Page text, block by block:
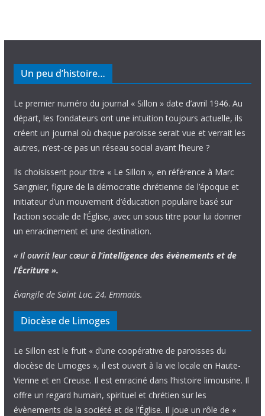
Un peu d’histoire…
Le premier numéro du journal « Sillon » date d’avril 1946. Au
départ, les fondateurs ont une intuition toujours actuelle, ils
créent un journal où chaque paroisse serait vue et verrait les
autres, n’est-ce pas un réseau social avant l’heure ?
Ils choisissent pour titre « Le Sillon », en référence à Marc
Sangnier, figure de la démocratie chrétienne de l’époque et
initiateur d’un mouvement d’éducation populaire basé sur
l’action sociale de l’Église, avec un sous titre pour lui donner
un enracinement et une destination.
« Il ouvrit leur cœur à l’intelligence des évènements et de
l’Écriture ».
Évangile de Saint Luc, 24, Emmaüs.
Diocèse de Limoges
Le Sillon est le fruit « d’une coopérative de paroisses du
diocèse de Limoges », il est ouvert à la vie locale en Haute-
Vienne et en Creuse. Il est enraciné dans l’histoire limousine. Il
offre un regard humain, spirituel et chrétien sur les
évènements de la société et de l’Église. Il joue un rôle de «